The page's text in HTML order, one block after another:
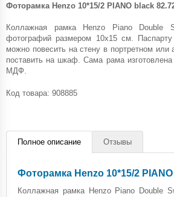
Фоторамка Henzo 10*15/2 PIANO black
Коллажная рамка Henzo Piano Double
фотографий размером 10x15 см.
можно повесить на стену в портретном
поставить на шкаф. Сама рама изготовлена
МДФ.
Код товара: 908885
Полное описание Отзывы
Фоторамка Henzo 10*15/2
Коллажная рамка Henzo Piano Double